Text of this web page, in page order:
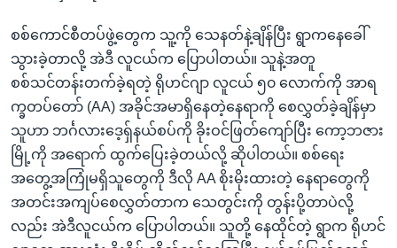
စစ်ကောင်စီတပ်ဖွဲ့တွေက သူ့ကို သေနတ်နဲ့ချိန်ပြီး ရွာကနေခေါ်
သွားခဲ့တာလို့ အဲဒီ လူငယ်က ပြောပါတယ်။ သူနဲ့အတူ
စစ်သင်တန်းတက်ခဲ့ရတဲ့ ရိုဟင်ဂျာ လူငယ် ၅၀ လောက်ကို အာရ
က္ခတပ်တော် (AA) အခိုင်အမာရှိနေတဲ့နေရာကို စေလွှတ်ခဲ့ချိန်မှာ
သူဟာ ဘင်္ဂလားဒေ့ရှ်နယ်စပ်ကို ခိုးဝင်ဖြတ်ကျော်ပြီး ကော့ဘဇား
မြို့ကို အရောက် ထွက်ပြေးခဲ့တယ်လို့ ဆိုပါတယ်။ စစ်ရေး
အတွေ့အကြုံမရှိသူတွေကို ဒီလို AA စိုးမိုးထားတဲ့ နေရာတွေကို
အတင်းအကျပ်စေလွှတ်တာက သေတွင်းကို တွန်းပို့တာပဲလို့
လည်း အဲဒီလူငယ်က ပြောပါတယ်။ သူတို့ နေထိုင်တဲ့ ရွာက ရိုဟင်